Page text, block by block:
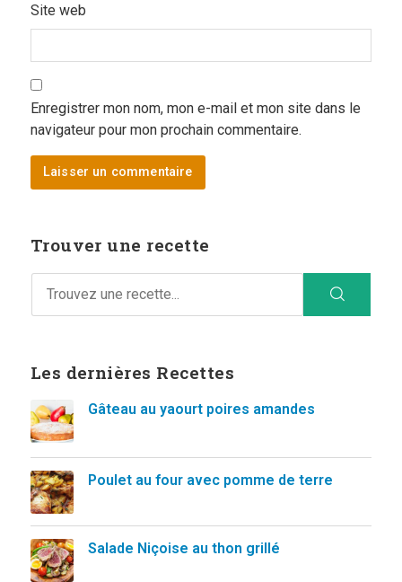
Site web
Enregistrer mon nom, mon e-mail et mon site dans le
navigateur pour mon prochain commentaire.
Trouver une recette
Les dernières Recettes
Gâteau au yaourt poires amandes
Poulet au four avec pomme de terre
Salade Niçoise au thon grillé